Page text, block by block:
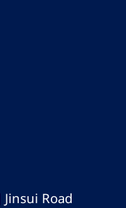
Road